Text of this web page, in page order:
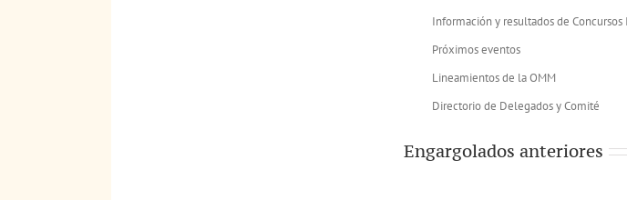
Información y resultados de
Próximos eventos
Lineamientos de la OMM
Directorio de Delegados y Comité
Engargolados anteriores